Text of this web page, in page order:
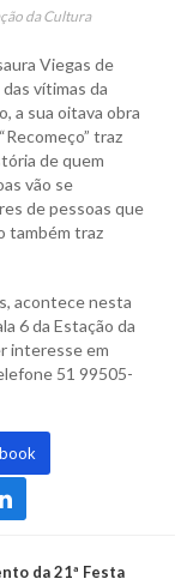
da Cultura
Viegas de
vítimas da
a sua oitava obra
traz
de quem
vão se
de pessoas que
também traz
acontece nesta
6 da Estação da
interesse em
51 99505-
da 21ª Festa